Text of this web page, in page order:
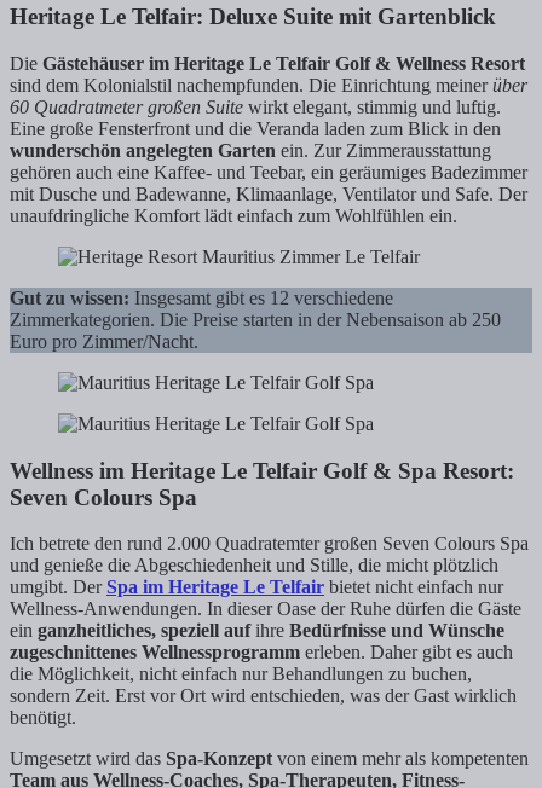
Heritage Le Telfair: Deluxe Suite mit Gartenblick
Die Gästehäuser im Heritage Le Telfair Golf & Wellness Resort
sind dem Kolonialstil nachempfunden. Die Einrichtung meinerüber
60 Quadratmeter großen Suite wirkt elegant, stimmig und luftig.
Eine große Fensterfront und die Veranda laden zum Blick in den
wunderschön angelegten Garten ein. Zur Zimmerausstattung
gehören auch eine Kaffee- und Teebar, ein geräumiges Badezimmer
mit Dusche und Badewanne, Klimaanlage, Ventilator und Safe. Der
unaufdringliche Komfort lädt einfach zum Wohlfühlen ein.
Gut zu wissen: Insgesamt gibt es 12 verschiedene
Zimmerkategorien. Die Preise starten in der Nebensaison ab 250
Euro pro Zimmer/Nacht.
Wellness im Heritage Le Telfair Golf & Spa Resort:
Seven Colours Spa
Ich betrete den rund 2.000 Quadratemter großen Seven Colours Spa
und genieße die Abgeschiedenheit und Stille, die micht plötzlich
umgibt. Der Spa im Heritage Le Telfair bietet nicht einfach nur
Wellness-Anwendungen. In dieser Oase der Ruhe dürfen die Gäste
ein ganzheitliches, speziell aufihre Bedürfnisse und Wünsche
zugeschnittenes Wellnessprogramm erleben. Daher gibt es auch
die Möglichkeit, nicht einfach nur Behandlungen zu buchen,
sondern Zeit. Erst vor Ort wird entschieden, was der Gast wirklich
benötigt.
Umgesetzt wird das Spa-Konzept von einem mehr als kompetenten
Team aus Wellness-Coaches, Spa-Therapeuten, Fitness-